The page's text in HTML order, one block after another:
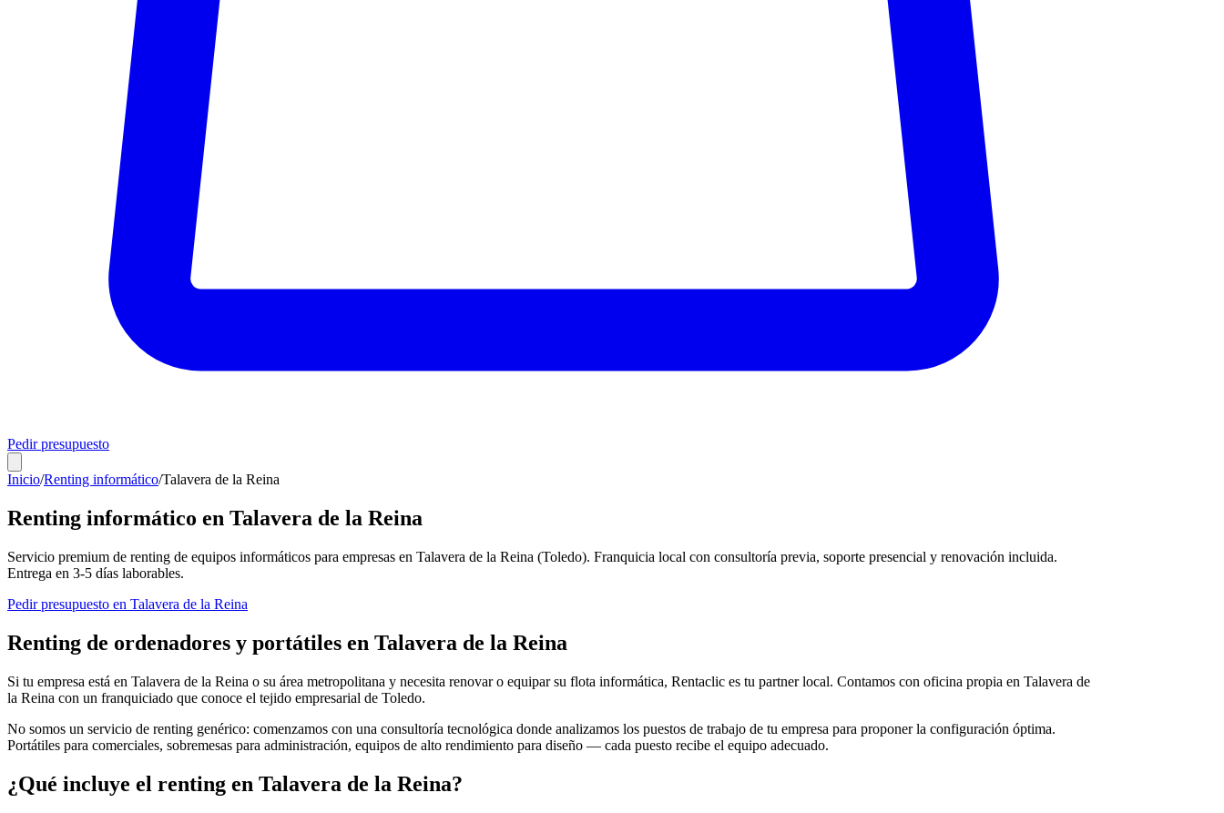
Pedir presupuesto
Inicio/Renting informático/Talavera de la Reina
Renting informático en Talavera de la Reina
Servicio premium de renting de equipos informáticos para empresas en Talavera de la Reina (Toledo). Franquicia local con consultoría previa, soporte presencial y renovación incluida.
Entrega en 3-5 días laborables.
Pedir presupuesto en Talavera de la Reina
Renting de ordenadores y portátiles en Talavera de la Reina
Si tu empresa está en Talavera de la Reina o su área metropolitana y necesita renovar o equipar su flota informática, Rentaclic es tu partner local. Contamos con oficina propia en Talavera de
la Reina con un franquiciado que conoce el tejido empresarial de Toledo.
No somos un servicio de renting genérico: comenzamos con una consultoría tecnológica donde analizamos los puestos de trabajo de tu empresa para proponer la configuración óptima.
Portátiles para comerciales, sobremesas para administración, equipos de alto rendimiento para diseño — cada puesto recibe el equipo adecuado.
¿Qué incluye el renting en Talavera de la Reina?